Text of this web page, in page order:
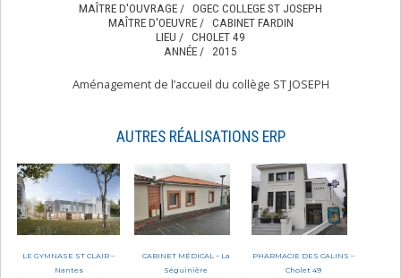
MAÎTRE D'OUVRAGE / OGEC COLLEGE ST JOSEPH
MAÎTRE D'OEUVRE / CABINET FARDIN
LIEU / CHOLET 49
ANNÉE / 2015
Aménagement de l’accueil du collège ST JOSEPH
AUTRES RÉALISATIONS ERP
LE GYMNASE ST CLAIR –
Nantes
CABINET MÉDICAL – La
Séguinière
PHARMACIE DES CALINS –
Cholet 49